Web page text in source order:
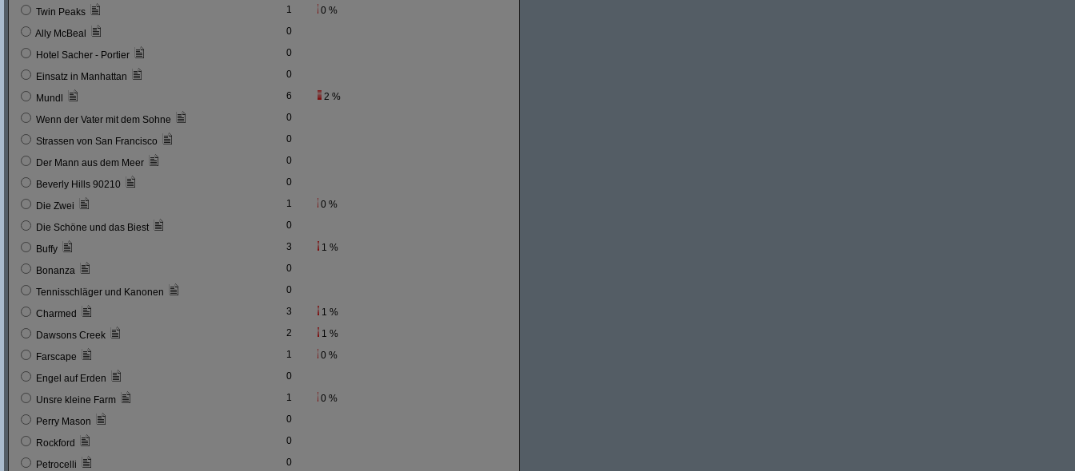
Twin Peaks 1 0 %
Ally McBeal 0
Hotel Sacher - Portier 0
Einsatz in Manhattan 0
Mundl 6 2 %
Wenn der Vater mit dem Sohne 0
Strassen von San Francisco 0
Der Mann aus dem Meer 0
Beverly Hills 90210 0
Die Zwei 1 0 %
Die Schöne und das Biest 0
Buffy 3 1 %
Bonanza 0
Tennisschläger und Kanonen 0
Charmed 3 1 %
Dawsons Creek 2 1 %
Farscape 1 0 %
Engel auf Erden 0
Unsre kleine Farm 1 0 %
Perry Mason 0
Rockford 0
Petrocelli 0